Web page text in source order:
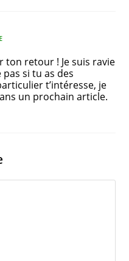
retour ! Je suis ravie
pas si tu as des
t’intéresse, je
un prochain article.